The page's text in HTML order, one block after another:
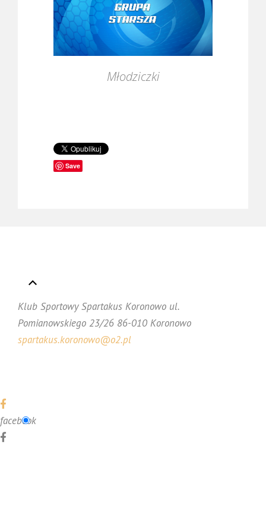
Młodziczki
Save
Klub Sportowy Spartakus Koronowo ul.
Pomianowskiego 23/26 86-010 Koronowo
spartakus.koronowo@o2.pl
facebook